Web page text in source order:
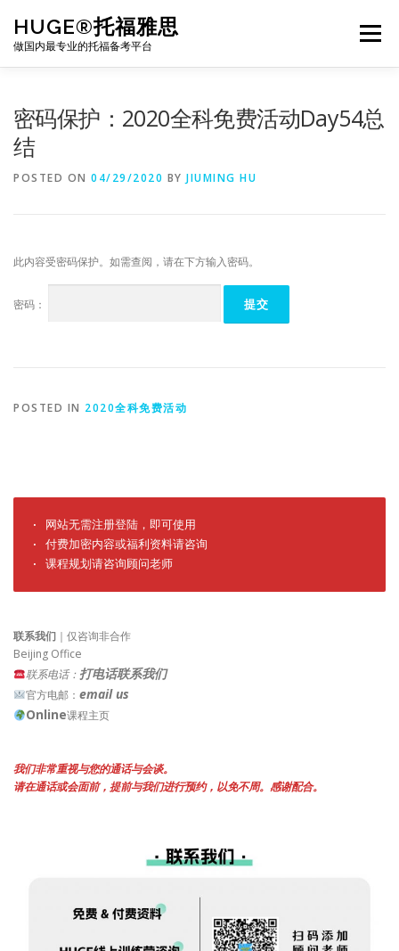
content
HUGE®托福雅思
做国内最专业的托福备考平台
Menu
密码保护：2020全科免费活动Day54总
结
POSTED ON 04/29/2020 BY JIUMING HU
此内容受密码保护。如需查阅，请在下方输入密码。
密码：
POSTED IN 2020全科免费活动
· 网站无需注册登陆，即可使用
· 付费加密内容或福利资料请咨询
· 课程规划请咨询顾问老师
联系我们 ｜仅咨询非合作
Beijing Office
联系电话： 打电话联系我们
官方电邮： email us
Online课程主页
我们非常重视与您的通话与会谈。
请在通话或会面前，提前与我们进行预约，以免不周。感谢配合。